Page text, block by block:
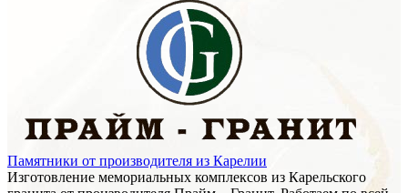
Памятники от производителя из Карелии
Изготовление мемориальных комплексов из Карельского